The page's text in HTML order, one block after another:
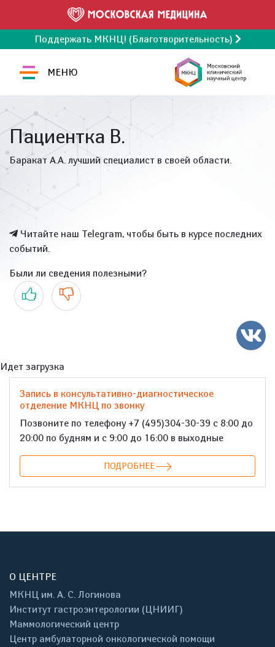
Поддержать МКНЦ! (Благотворительность)
МЕНЮ
Пациентка В.
Баракат А.А. лучший специалист в своей области.
Читайте наш Telegram, чтобы быть в курсе последних
событий.
Были ли сведения полезными?
Да Нет
Идет загрузка
Запись в консультативно-диагностическое
отделение МКНЦ по звонку
Позвоните по телефону +7 (495)304-30-39 с 8:00 до
20:00 по будням и с 9:00 до 16:00 в выходные
ПОДРОБНЕЕ
О ЦЕНТРЕ
МКНЦ им. А. С. Логинова
Институт гастроэнтерологии (ЦНИИГ)
Маммологический центр
Центр амбулаторной онкологической помощи